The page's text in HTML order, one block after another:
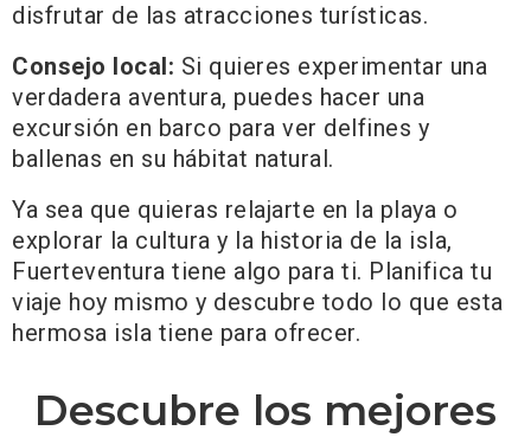
disfrutar de las atracciones turísticas.
Consejo local: Si quieres experimentar una
verdadera aventura, puedes hacer una
excursión en barco para ver delfines y
ballenas en su hábitat natural.
Ya sea que quieras relajarte en la playa o
explorar la cultura y la historia de la isla,
Fuerteventura tiene algo para ti. Planifica tu
viaje hoy mismo y descubre todo lo que esta
hermosa isla tiene para ofrecer.
Descubre los mejores